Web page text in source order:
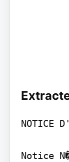
NOTICE
Notice